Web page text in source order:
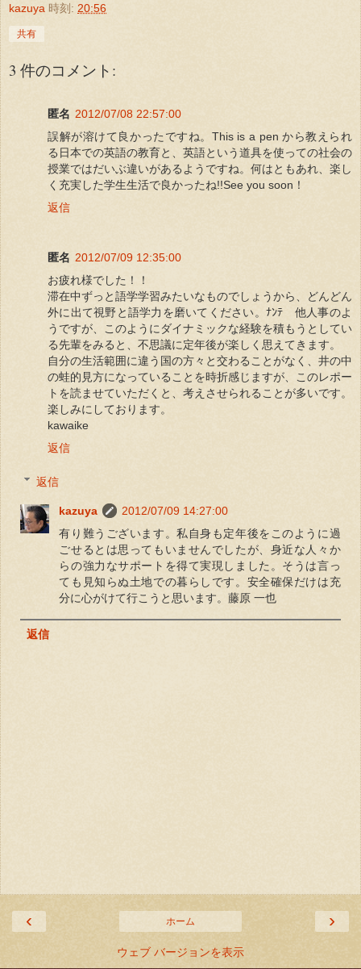
kazuya 時刻: 20:56
共有
3 件のコメント:
匿名 2012/07/08 22:57:00
誤解が溶けて良かったですね。This is a pen から教えられ
る日本での英語の教育と、英語という道具を使っての社会の
授業ではだいぶ違いがあるようですね。何はともあれ、楽し
く充実した学生生活で良かったね!!See you soon！
返信
匿名 2012/07/09 12:35:00
お疲れ様でした！！
滞在中ずっと語学学習みたいなものでしょうから、どんどん
外に出て視野と語学力を磨いてください。ﾅﾝﾃ 他人事のよ
うですが、このようにダイナミックな経験を積もうとしてい
る先輩をみると、不思議に定年後が楽しく思えてきます。
自分の生活範囲に違う国の方々と交わることがなく、井の中
の蛙的見方になっていることを時折感じますが、このレポー
トを読ませていただくと、考えさせられることが多いです。
楽しみにしております。
kawaike
返信
返信
kazuya
2012/07/09 14:27:00
有り難うございます。私自身も定年後をこのように過
ごせるとは思ってもいませんでしたが、身近な人々か
らの強力なサポートを得て実現しました。そうは言っ
ても見知らぬ土地での暮らしです。安全確保だけは充
分に心がけて行こうと思います。藤原 一也
返信
‹ ›
ホーム
ウェブ バージョンを表示